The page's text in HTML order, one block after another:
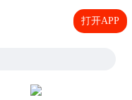
打开APP